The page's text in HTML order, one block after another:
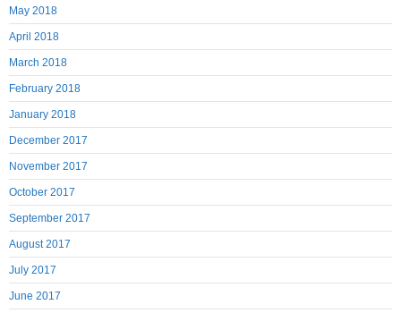
May 2018
April 2018
March 2018
February 2018
January 2018
December 2017
November 2017
October 2017
September 2017
August 2017
July 2017
June 2017